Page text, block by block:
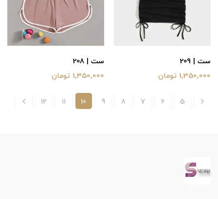
ست | 209
1,350,000 تومان
ست | 208
1,350,000 تومان
5
6
7
8
9
10
11
12